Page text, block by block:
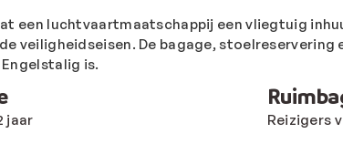
een luchtvaartmaatschappij een vliegtuig
veiligheidseisen. De bagage,
is.
jaar Reizigers